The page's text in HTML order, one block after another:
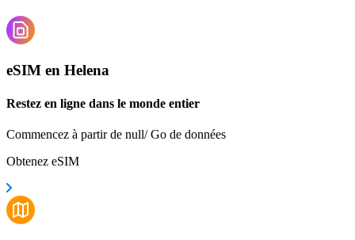
eSIM en Helena
Restez en ligne dans le monde entier
Commencez à partir de null/ Go de données
Obtenez eSIM